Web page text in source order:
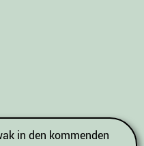
in den kommenden